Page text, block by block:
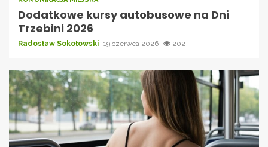
Dodatkowe kursy autobusowe na Dni
Trzebini 2026
Radosław Sokołowski 19 czerwca 2026 202